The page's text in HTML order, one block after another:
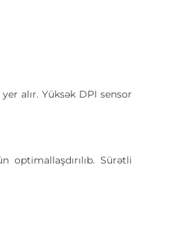
alır. Yüksək DPI sensor
Sürətli